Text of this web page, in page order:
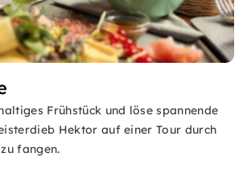
Frühstück und löse spannende
Hektor auf einer Tour durch
fangen.